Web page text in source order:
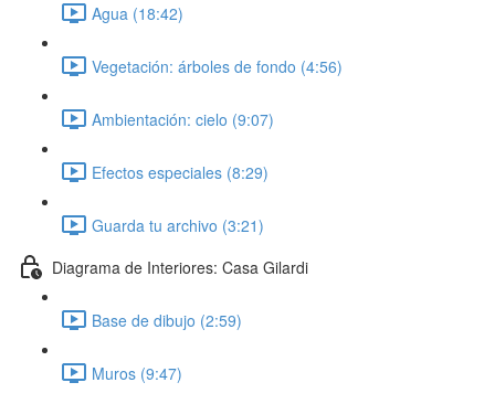
Agua (18:42)
Vegetación: árboles de fondo (4:56)
Ambientación: cielo (9:07)
Efectos especiales (8:29)
Guarda tu archivo (3:21)
Diagrama de Interiores: Casa Gilardi
Base de dibujo (2:59)
Muros (9:47)